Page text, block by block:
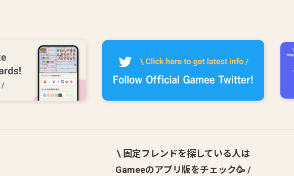
\ 固定フレンドを探している人は
Gameeのアプリ版をチェック🥳 /